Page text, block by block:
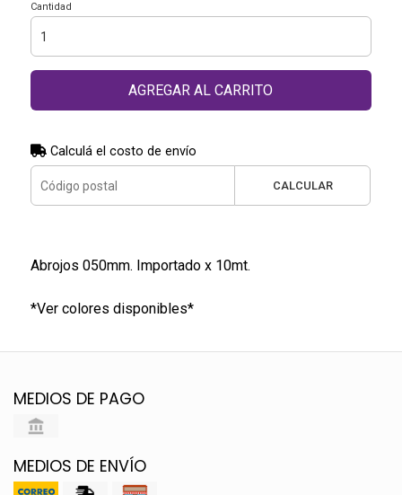
Cantidad
AGREGAR AL CARRITO
Calculá el costo de envío
CALCULAR
Abrojos 050mm. Importado x 10mt.
*Ver colores disponibles*
MEDIOS DE PAGO
MEDIOS DE ENVÍO